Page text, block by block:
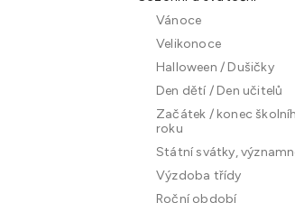
Vánoce
Velikonoce
Halloween / Dušičky
Den dětí / Den učitelů
Začátek / konec
roku
Státní svátky,
Výzdoba třídy
Roční období